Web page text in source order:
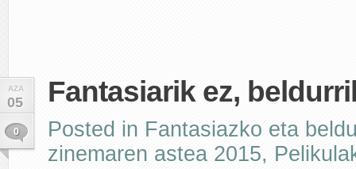
AZA
05
0
Fantasiarik ez,
Posted in Fantasiazko eta
zinemaren astea 2015,